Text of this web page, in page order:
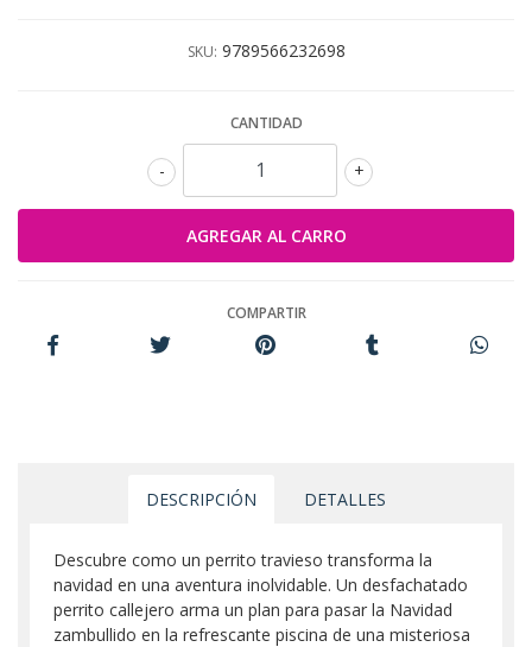
SKU: 9789566232698
CANTIDAD
+
-
COMPARTIR
DESCRIPCIÓN DETALLES
Descubre como un perrito travieso transforma la
navidad en una aventura inolvidable. Un desfachatado
perrito callejero arma un plan para pasar la Navidad
zambullido en la refrescante piscina de una misteriosa